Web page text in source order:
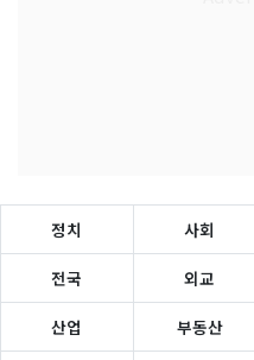
정치 사회
전국 외교
산업 부동산